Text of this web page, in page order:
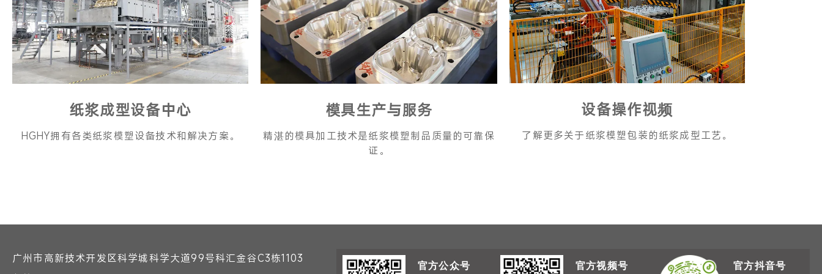
纸浆成型设备中心
HGHY拥有各类纸浆模塑设备技术和解决方案。
模具生产与服务
精湛的模具加工技术是纸浆模塑制品质量的可靠保
证。
设备操作视频
了解更多关于纸浆模塑包装的纸浆成型工艺。
广州市高新技术开发区科学城科学大道99号科汇金谷C3栋1103
官方公众号 官方视频号 官方抖音号